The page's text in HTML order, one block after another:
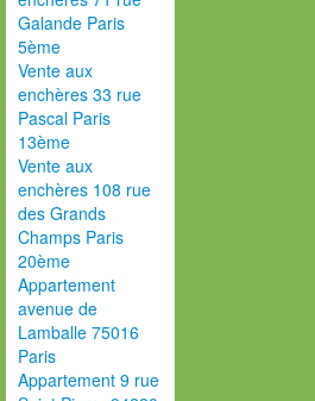
Galande Paris
5ème
Vente aux
enchères 33 rue
Pascal Paris
13ème
Vente aux
enchères 108 rue
des Grands
Champs Paris
20ème
Appartement
avenue de
Lamballe 75016
Paris
Appartement 9 rue